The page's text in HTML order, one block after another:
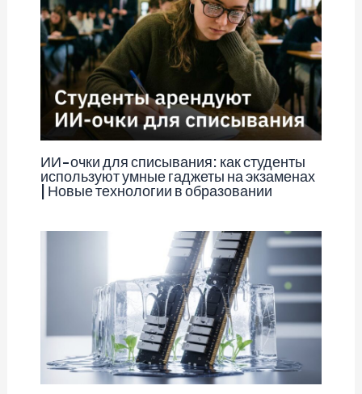
ИИ-очки для списывания: как студенты
используют умные гаджеты на экзаменах
| Новые технологии в образовании